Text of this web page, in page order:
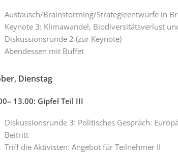
Austausch/Brainstorming/Strategieentwürfe in
Keynote 3: Klimawandel, Biodiversitätsverlust
Diskussionsrunde 2 (zur Keynote)
Abendessen mit Buffet
Dienstag
13.00: Gipfel Teil III
Diskussionsrunde 3: Politisches Gespräch:
Beitritt
Triff die Aktivisten: Angebot für Teilnehmer II